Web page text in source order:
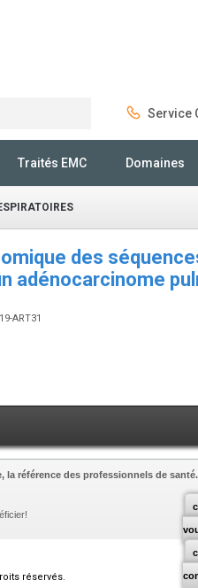
Service
Traités EMC Domaines
des
adénocarcinome
ART31
la référence des professionnels de santé.
réservés.